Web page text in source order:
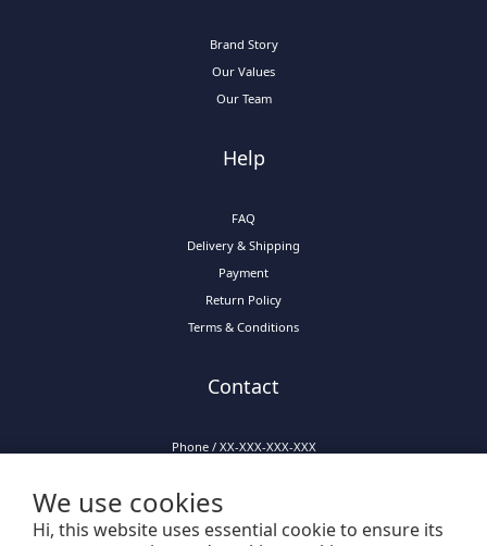
We use cookies
Hi, this website uses essential cookie to ensure its
Brand Story
Our Values
Our Team
Help
FAQ
Delivery & Shipping
Payment
Return Policy
Terms & Conditions
Contact
Phone / XX-XXX-XXX-XXX
Mail / XXX@XXXX.COM